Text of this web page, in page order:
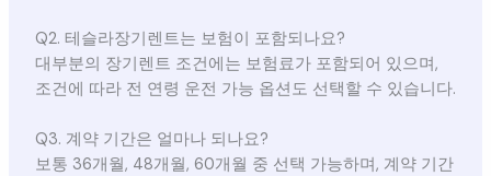
Q2. 테슬라장기렌트는 보험이 포함되나요?
대부분의 장기렌트 조건에는 보험료가 포함되어 있으며,
조건에 따라 전 연령 운전 가능 옵션도 선택할 수 있습니다.
Q3. 계약 기간은 얼마나 되나요?
보통 36개월, 48개월, 60개월 중 선택 가능하며, 계약 기간